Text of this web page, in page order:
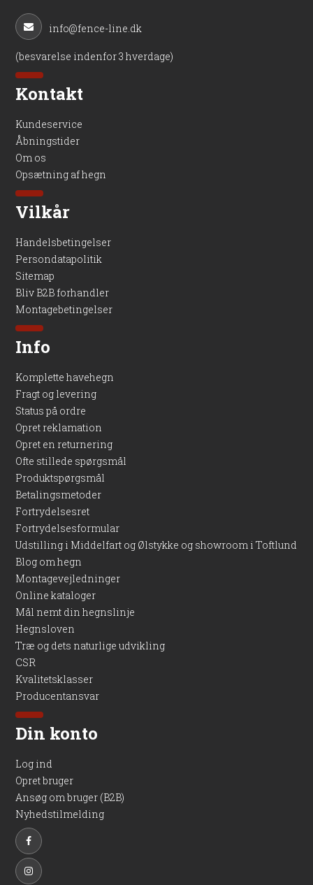
info@fence-line.dk
(besvarelse indenfor 3 hverdage)
Kontakt
Kundeservice
Åbningstider
Om os
Opsætning af hegn
Vilkår
Handelsbetingelser
Persondatapolitik
Sitemap
Bliv B2B forhandler
Montagebetingelser
Info
Komplette havehegn
Fragt og levering
Status på ordre
Opret reklamation
Opret en returnering
Ofte stillede spørgsmål
Produktspørgsmål
Betalingsmetoder
Fortrydelsesret
Fortrydelsesformular
Udstilling i Middelfart og Ølstykke og showroom i Toftlund
Blog om hegn
Montagevejledninger
Online kataloger
Mål nemt din hegnslinje
Hegnsloven
Træ og dets naturlige udvikling
CSR
Kvalitetsklasser
Producentansvar
Din konto
Log ind
Opret bruger
Ansøg om bruger (B2B)
Nyhedstilmelding